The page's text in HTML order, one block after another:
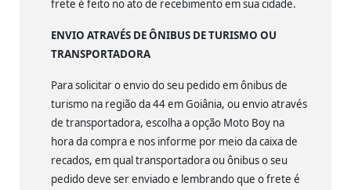
frete é feito no ato de recebimento em sua cidade.
ENVIO ATRAVÉS DE ÔNIBUS DE TURISMO OU
TRANSPORTADORA
Para solicitar o envio do seu pedido em ônibus de
turismo na região da 44 em Goiânia, ou envio através
de transportadora, escolha a opção Moto Boy na
hora da compra e nos informe por meio da caixa de
recados, em qual transportadora ou ônibus o seu
pedido deve ser enviado e lembrando que o frete é